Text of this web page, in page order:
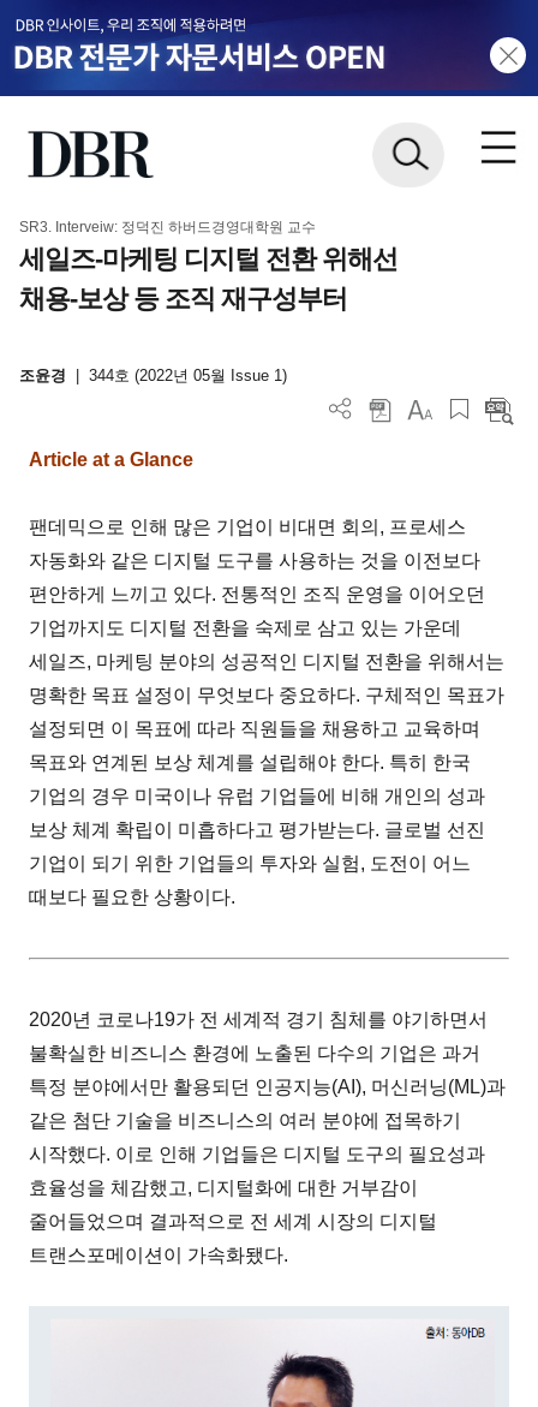
SR3. Interveiw: 정덕진 하버드경영대학원 교수
세일즈-마케팅 디지털 전환 위해선
채용-보상 등 조직 재구성부터
조윤경 344호 (2022년 05월 Issue 1)
Article at a Glance
팬데믹으로 인해 많은 기업이 비대면 회의, 프로세스
자동화와 같은 디지털 도구를 사용하는 것을 이전보다
편안하게 느끼고 있다. 전통적인 조직 운영을 이어오던
기업까지도 디지털 전환을 숙제로 삼고 있는 가운데
세일즈, 마케팅 분야의 성공적인 디지털 전환을 위해서는
명확한 목표 설정이 무엇보다 중요하다. 구체적인 목표가
설정되면 이 목표에 따라 직원들을 채용하고 교육하며
목표와 연계된 보상 체계를 설립해야 한다. 특히 한국
기업의 경우 미국이나 유럽 기업들에 비해 개인의 성과
보상 체계 확립이 미흡하다고 평가받는다. 글로벌 선진
기업이 되기 위한 기업들의 투자와 실험, 도전이 어느
때보다 필요한 상황이다.
2020년 코로나19가 전 세계적 경기 침체를 야기하면서
불확실한 비즈니스 환경에 노출된 다수의 기업은 과거
특정 분야에서만 활용되던 인공지능(AI), 머신러닝(ML)과
같은 첨단 기술을 비즈니스의 여러 분야에 접목하기
시작했다. 이로 인해 기업들은 디지털 도구의 필요성과
효율성을 체감했고, 디지털화에 대한 거부감이
줄어들었으며 결과적으로 전 세계 시장의 디지털
트랜스포메이션이 가속화됐다.